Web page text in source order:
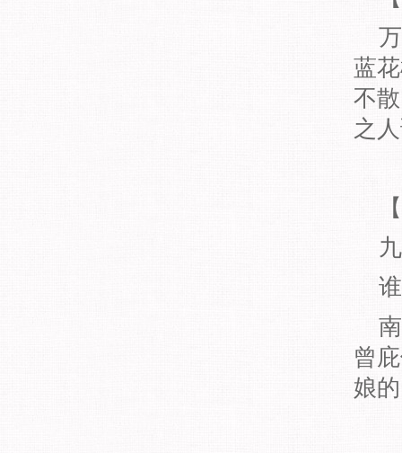
蓝
不
之
曾
娘